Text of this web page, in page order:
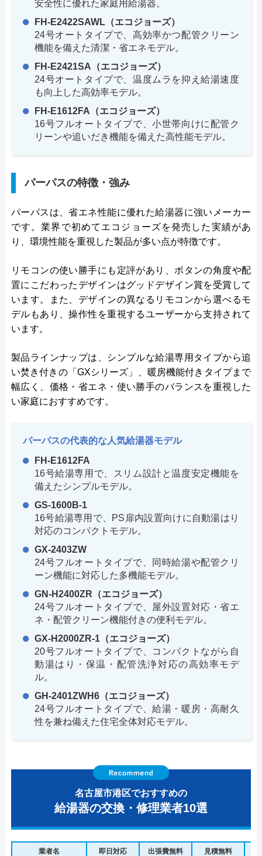
安全性に優れた家庭用給湯器。
FH-E2422SAWL（エコジョーズ）
24号オートタイプで、高効率かつ配管クリーン
機能を備えた清潔・省エネモデル。
FH-E2421SA（エコジョーズ）
24号オートタイプで、温度ムラを抑え給湯速度
も向上した高効率モデル。
FH-E1612FA（エコジョーズ）
16号フルオートタイプで、小世帯向けに配管ク
リーンや追いだき機能を備えた高性能モデル。
パーパスの特徴・強み
パーパスは、省エネ性能に優れた給湯器に強いメーカー
です。業界で初めてエコジョーズを発売した実績があ
り、環境性能を重視した製品が多い点が特徴です。
リモコンの使い勝手にも定評があり、ボタンの角度や配
置にこだわったデザインはグッドデザイン賞を受賞して
います。また、デザインの異なるリモコンから選べるモ
デルもあり、操作性を重視するユーザーから支持されて
います。
製品ラインナップは、シンプルな給湯専用タイプから追
い焚き付きの「GXシリーズ」、暖房機能付きタイプまで
幅広く、価格・省エネ・使い勝手のバランスを重視した
い家庭におすすめです。
パーパスの代表的な人気給湯器モデル
FH-E1612FA
16号給湯専用で、スリム設計と温度安定機能を
備えたシンプルモデル。
GS-1600B-1
16号給湯専用で、PS扉内設置向けに自動湯はり
対応のコンパクトモデル。
GX-2403ZW
24号フルオートタイプで、同時給湯や配管クリ
ーン機能に対応した多機能モデル。
GN-H2400ZR（エコジョーズ）
24号フルオートタイプで、屋外設置対応・省エ
ネ・配管クリーン機能付きの便利モデル。
GX-H2000ZR-1（エコジョーズ）
20号フルオートタイプで、コンパクトながら自
動湯はり・保温・配管洗浄対応の高効率モデ
ル。
GH-2401ZWH6（エコジョーズ）
24号フルオートタイプで、給湯・暖房・高耐久
性を兼ね備えた住宅全体対応モデル。
名古屋市港区でおすすめの
給湯器の交換・修理業者10選
業者名 即日対応 出張費無料 見積無料